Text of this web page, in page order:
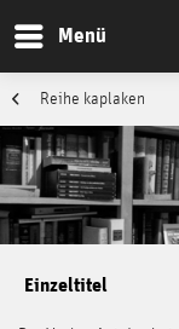
Menü
Reihe kaplaken
Einzeltitel